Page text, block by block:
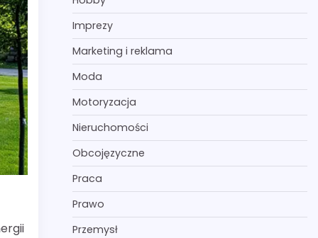
Imprezy
Marketing i reklama
Moda
Motoryzacja
Nieruchomości
Obcojęzyczne
Praca
Prawo
Przemysł